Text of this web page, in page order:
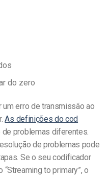
do zero
erro de transmissão ao
As definições do cod
problemas diferentes.
de problemas pode
Se o seu codificador
to primary”, o